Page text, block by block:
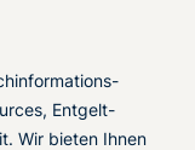
Entgelt-
Wir bieten Ihnen